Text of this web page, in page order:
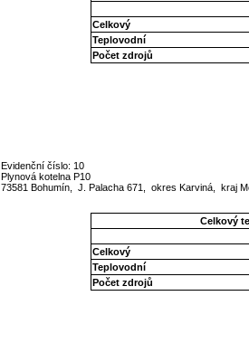
Celkový
Teplovodní
Počet zdrojů
Evidenční číslo: 10
Plynová kotelna P10
73581 Bohumín, J. Palacha 671, okres Karviná, kraj
Celkový
Celkový
Teplovodní
Počet zdrojů